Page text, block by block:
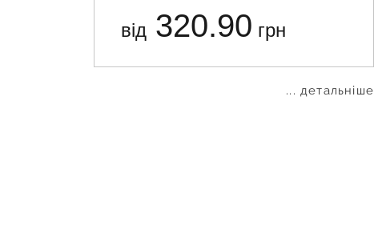
від 320.90 грн
... детальніше